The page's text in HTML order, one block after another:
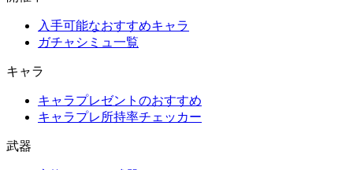
入手可能なおすすめキャラ
ガチャシミュ一覧
キャラ
キャラプレゼントのおすすめ
キャラプレ所持率チェッカー
武器